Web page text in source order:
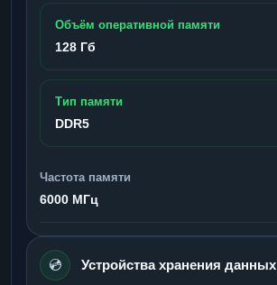
Объём оперативной памяти
128 Гб
Тип памяти
DDR5
Частота памяти
6000 МГц
💿 Устройства хранения данных